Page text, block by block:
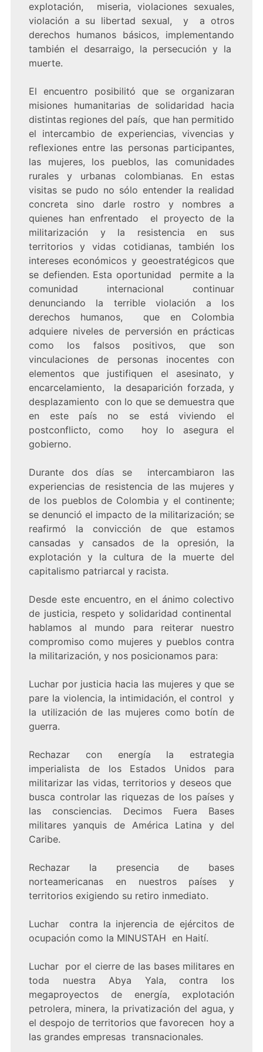
explotación, miseria, violaciones sexuales,
violación a su libertad sexual, y a otros
derechos humanos básicos, implementando
también el desarraigo, la persecución y la
muerte.
El encuentro posibilitó que se organizaran
misiones humanitarias de solidaridad hacia
distintas regiones del país, que han permitido
el intercambio de experiencias, vivencias y
reflexiones entre las personas participantes,
las mujeres, los pueblos, las comunidades
rurales y urbanas colombianas. En estas
visitas se pudo no sólo entender la realidad
concreta sino darle rostro y nombres a
quienes han enfrentado el proyecto de la
militarización y la resistencia en sus
territorios y vidas cotidianas, también los
intereses económicos y geoestratégicos que
se defienden. Esta oportunidad permite a la
comunidad internacional continuar
denunciando la terrible violación a los
derechos humanos, que en Colombia
adquiere niveles de perversión en prácticas
como los falsos positivos, que son
vinculaciones de personas inocentes con
elementos que justifiquen el asesinato, y
encarcelamiento, la desaparición forzada, y
desplazamiento con lo que se demuestra que
en este país no se está viviendo el
postconflicto, como hoy lo asegura el
gobierno.
Durante dos días se intercambiaron las
experiencias de resistencia de las mujeres y
de los pueblos de Colombia y el continente;
se denunció el impacto de la militarización; se
reafirmó la convicción de que estamos
cansadas y cansados de la opresión, la
explotación y la cultura de la muerte del
capitalismo patriarcal y racista.
Desde este encuentro, en el ánimo colectivo
de justicia, respeto y solidaridad continental
hablamos al mundo para reiterar nuestro
compromiso como mujeres y pueblos contra
la militarización, y nos posicionamos para:
Luchar por justicia hacia las mujeres y que se
pare la violencia, la intimidación, el control y
la utilización de las mujeres como botín de
guerra.
Rechazar con energía la estrategia
imperialista de los Estados Unidos para
militarizar las vidas, territorios y deseos que
busca controlar las riquezas de los países y
las consciencias. Decimos Fuera Bases
militares yanquis de América Latina y del
Caribe.
Rechazar la presencia de bases
norteamericanas en nuestros países y
territorios exigiendo su retiro inmediato.
Luchar contra la injerencia de ejércitos de
ocupación como la MINUSTAH en Haití.
Luchar por el cierre de las bases militares en
toda nuestra Abya Yala, contra los
megaproyectos de energía, explotación
petrolera, minera, la privatización del agua, y
el despojo de territorios que favorecen hoy a
las grandes empresas transnacionales.